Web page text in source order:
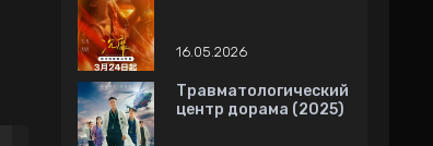
16.05.2026
Травматологический
центр дорама (2025)